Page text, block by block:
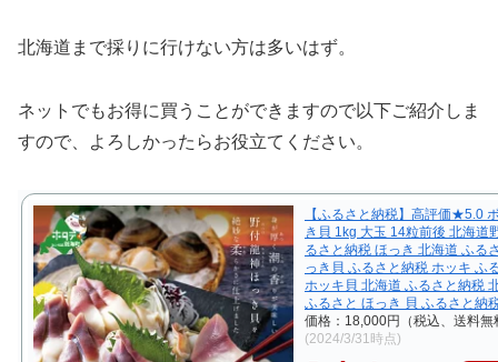
北海道まで採りに行けない方は多いはず。
ネットでもお得に買うことができますので以下ご紹介しま
すので、よろしかったらお役立てください。
【ふるさと納税】高評価★5.0
き貝 1kg 大玉 14粒前後 北海道
るさと納税 ほっき 北海道 ふる
っき貝 ふるさと納税 ホッキ ふ
ホッキ貝 北海道 ふるさと納税
ふるさと ほっき 貝 ふるさと納
価格：18,000円（税込、送料無
(2024/3/31時点)